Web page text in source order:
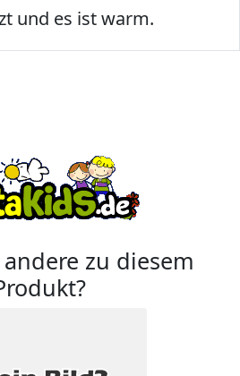
und es ist warm.
zu diesem